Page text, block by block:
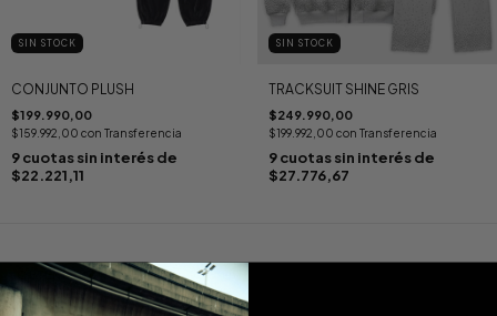
SIN STOCK
CONJUNTO PLUSH
$199.990,00
$159.992,00 con Transferencia
9cuotas sin interés de
$22.221,11
SIN STOCK
TRACKSUIT SHINE GRIS
$249.990,00
$199.992,00 con Transferencia
9 cuotas sin interés de
$27.776,67
OBTENE UN 10% OFF